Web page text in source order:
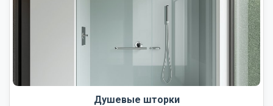
Душевые шторки